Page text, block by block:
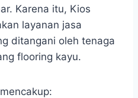
Karena itu, Kios
layanan jasa
ditangani oleh tenaga
flooring kayu.